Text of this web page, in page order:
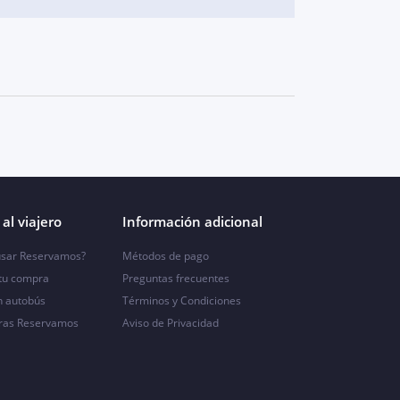
viajero
Reservamos?
compra
autobús
Reservamos
Información adicional
Métodos de pago
Preguntas frecuentes
Términos y Condiciones
Aviso de Privacidad